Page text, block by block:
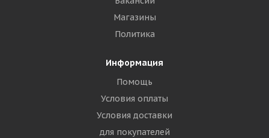
Магазины
Политика
Информация
Помощь
Условия оплаты
Условия доставки
для покупателей